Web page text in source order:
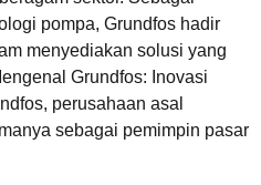
pompa, Grundfos hadir
menyediakan solusi yang
Grundfos: Inovasi
perusahaan asal
sebagai pemimpin pasar